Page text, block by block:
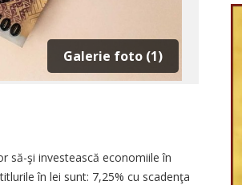
Galerie foto (1)
să-şi investească economiile în
în lei sunt: 7,25% cu scadenţa